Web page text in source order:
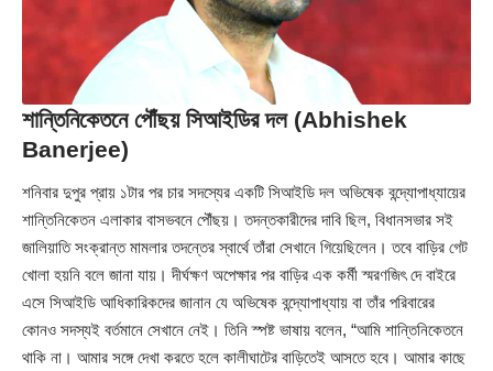
শান্তিনিকেতনে পৌঁছয় সিআইডির দল (Abhishek
Banerjee)
শনিবার দুপুর প্রায় ১টার পর চার সদস্যের একটি সিআইডি দল অভিষেক বন্দ্যোপাধ্যায়ের
শান্তিনিকেতন এলাকার বাসভবনে পৌঁছয়। তদন্তকারীদের দাবি ছিল, বিধানসভার সই
জালিয়াতি সংক্রান্ত মামলার তদন্তের স্বার্থে তাঁরা সেখানে গিয়েছিলেন। তবে বাড়ির গেট
খোলা হয়নি বলে জানা যায়। দীর্ঘক্ষণ অপেক্ষার পর বাড়ির এক কর্মী স্মরণজিৎ দে বাইরে
এসে সিআইডি আধিকারিকদের জানান যে অভিষেক বন্দ্যোপাধ্যায় বা তাঁর পরিবারের
কোনও সদস্যই বর্তমানে সেখানে নেই। তিনি স্পষ্ট ভাষায় বলেন, “আমি শান্তিনিকেতনে
থাকি না। আমার সঙ্গে দেখা করতে হলে কালীঘাটের বাড়িতেই আসতে হবে। আমার কাছে